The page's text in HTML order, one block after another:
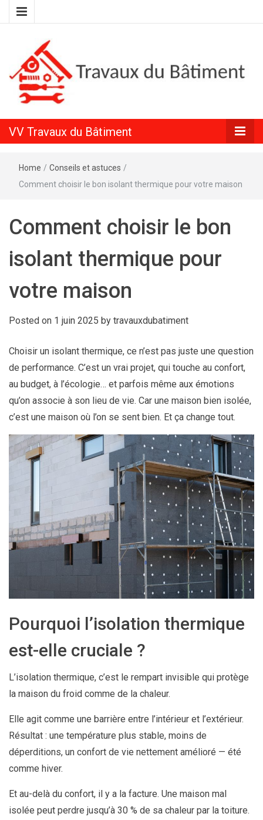
VV Travaux
VV Travaux du Bâtiment
Home / Conseils et astuces /
Comment choisir le bon isolant thermique pour votre maison
Comment choisir le bon
isolant thermique pour
votre maison
Posted on 1 juin 2025 by travauxdubatiment
Choisir un isolant thermique, ce n’est pas juste une question
de performance. C’est un vrai projet, qui touche au confort,
au budget, à l’écologie… et parfois même aux émotions
qu’on associe à son lieu de vie. Car une maison bien isolée,
c’est une maison où l’on se sent bien. Et ça change tout.
Pourquoi l’isolation thermique
est-elle cruciale ?
L’isolation thermique, c’est le rempart invisible qui protège
la maison du froid comme de la chaleur.
Elle agit comme une barrière entre l’intérieur et l’extérieur.
Résultat : une température plus stable, moins de
déperditions, un confort de vie nettement amélioré — été
comme hiver.
Et au-delà du confort, il y a la facture. Une maison mal
isolée peut perdre jusqu’à 30 % de sa chaleur par la toiture.